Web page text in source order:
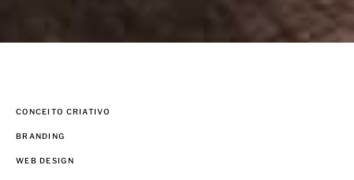
CONCEITO CRIATIVO
BRANDING
WEB DESIGN